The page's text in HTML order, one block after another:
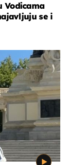
Vodicama
se i